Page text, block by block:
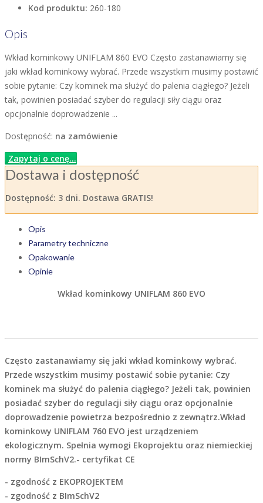
Kod produktu: 260-180
Opis
Wkład kominkowy UNIFLAM 860 EVO Często zastanawiamy się
jaki wkład kominkowy wybrać. Przede wszystkim musimy postawić
sobie pytanie: Czy kominek ma służyć do palenia ciągłego? Jeżeli
tak, powinien posiadać szyber do regulacji siły ciągu oraz
opcjonalnie doprowadzenie ...
Dostępność: na zamówienie
Zapytaj o cenę...
Dostawa i dostępność
Dostępność: 3 dni. Dostawa GRATIS!
Opis
Parametry techniczne
Opakowanie
Opinie
Wkład kominkowy UNIFLAM 860 EVO
Często zastanawiamy się jaki wkład kominkowy wybrać.
Przede wszystkim musimy postawić sobie pytanie: Czy
kominek ma służyć do palenia ciągłego? Jeżeli tak, powinien
posiadać szyber do regulacji siły ciągu oraz opcjonalnie
doprowadzenie powietrza bezpośrednio z zewnątrz.Wkład
kominkowy UNIFLAM 760 EVO jest urządzeniem
ekologicznym. Spełnia wymogi Ekoprojektu oraz niemieckiej
normy BImSchV2.- certyfikat CE
- zgodność z EKOPROJEKTEM
- zgodność z BImSchV2